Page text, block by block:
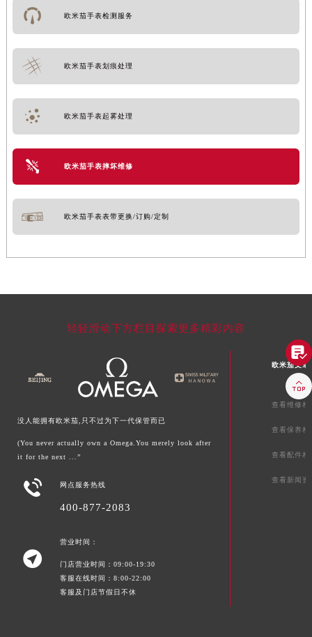
欧米茄手表检测服务
欧米茄手表划痕处理
欧米茄手表起雾处理
欧米茄手表摔坏维修
欧米茄手表表带更换/订购/定制
轻轻滑动下方栏目探索更多精彩内容
没人能拥有欧米茄,只不过为下一代保管而已
(You never actually own a Omega.You merely look after
it for the next ...”
 网点服务热线
400-877-2083

营业时间：
门店营业时间：09:00-19:30
客服在线时间：8:00-22:00
客服及门店节假日不休
欧米茄文章
查看维修相
查看保养相
查看配件相
查看新闻资

